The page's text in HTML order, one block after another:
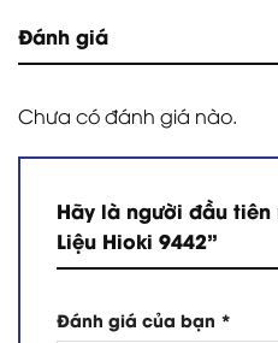
Đánh giá
Chưa có đánh giá nào.
Hãy là người đầu tiên
Liệu Hioki 9442”
Đánh giá của bạn *